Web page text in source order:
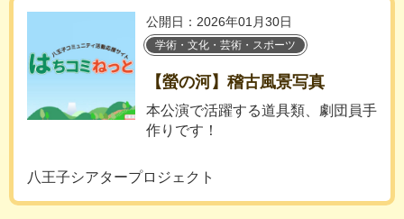
公開日：2026年01月30日
学術・文化・芸術・スポーツ
【螢の河】稽古風景写真
本公演で活躍する道具類、劇団員手
作りです！
八王子シアタープロジェクト